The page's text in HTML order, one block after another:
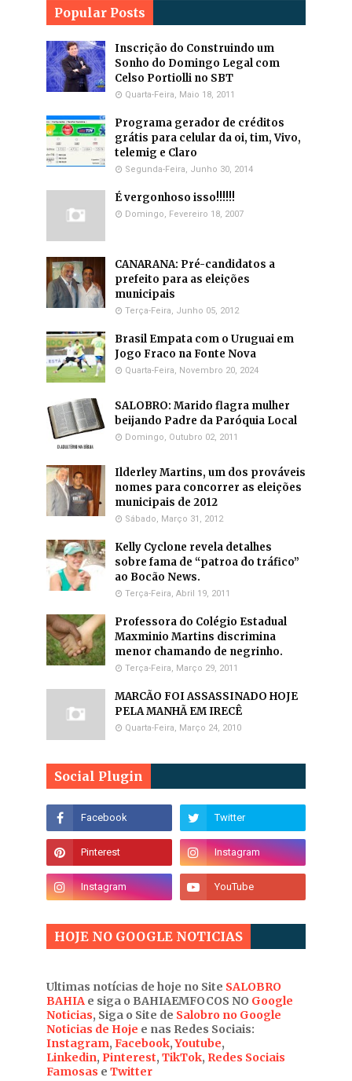
Popular Posts
Inscrição do Construindo um
Sonho do Domingo Legal com
Celso Portiolli no SBT
Quarta-Feira, Maio 18, 2011
Programa gerador de créditos
grátis para celular da oi, tim, Vivo,
telemig e Claro
Segunda-Feira, Junho 30, 2014
É vergonhoso isso!!!!!!
Domingo, Fevereiro 18, 2007
CANARANA: Pré-candidatos a
prefeito para as eleições
municipais
Terça-Feira, Junho 05, 2012
Brasil Empata com o Uruguai em
Jogo Fraco na Fonte Nova
Quarta-Feira, Novembro 20, 2024
SALOBRO: Marido flagra mulher
beijando Padre da Paróquia Local
Domingo, Outubro 02, 2011
Ilderley Martins, um dos prováveis
nomes para concorrer as eleições
municipais de 2012
Sábado, Março 31, 2012
Kelly Cyclone revela detalhes
sobre fama de “patroa do tráfico”
ao Bocão News.
Terça-Feira, Abril 19, 2011
Professora do Colégio Estadual
Maxminio Martins discrimina
menor chamando de negrinho.
Terça-Feira, Março 29, 2011
MARCÃO FOI ASSASSINADO HOJE
PELA MANHÃ EM IRECÊ
Quarta-Feira, Março 24, 2010
Social Plugin
HOJE NO GOOGLE NOTICIAS
Ultimas notícias de hoje no Site SALOBRO
BAHIA e siga o BAHIAEMFOCOS NO Google
Noticias, Siga o Site de Salobro no Google
Noticias de Hoje e nas Redes Sociais:
Instagram, Facebook,Youtube,
Linkedin, Pinterest, TikTok, Redes Sociais
Famosas e Twitter